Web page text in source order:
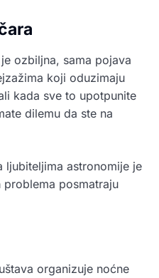
ozbiljna, sama pojava
koji oduzimaju
kada sve to upotpunite
dilemu da ste na
ljubiteljima astronomije je
posmatraju
organizuje noćne